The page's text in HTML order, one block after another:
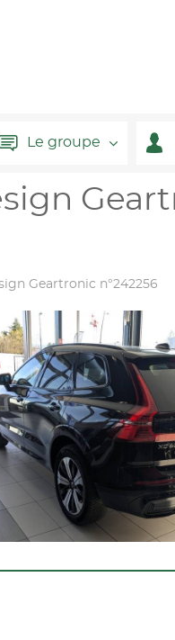
Le groupe
Geartronic n°242256